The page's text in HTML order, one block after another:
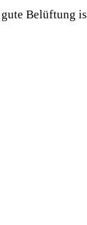
Belüftung